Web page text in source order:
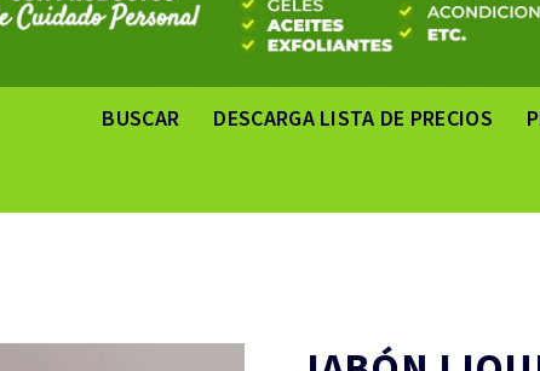
BUSCAR DESCARGA LISTA DE PRECIOS